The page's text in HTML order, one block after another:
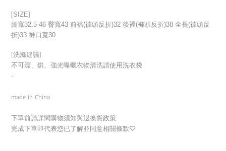
[SIZE]
腰寬32.5-46 臀寬43 前襠(褲頭反折)32 後襠(褲頭反折)38 全長(褲頭反
折)33 褲口寬30
[洗滌建議]
不可漂、烘、強光曝曬衣物清洗請使用洗衣袋
-
made in China
下單前請詳閱購物須知與退換貨政策
完成下單即代表您已了解並同意相關條款♡